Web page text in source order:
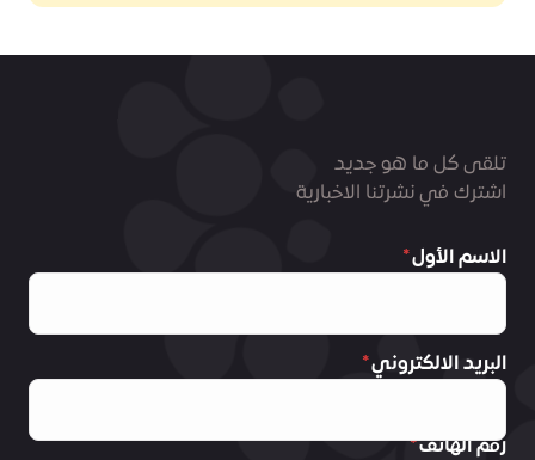
تلقى كل ما هو جديد
اشترك في نشرتنا الاخبارية
الاسم الأول
البريد الالكتروني
رقم الهاتف